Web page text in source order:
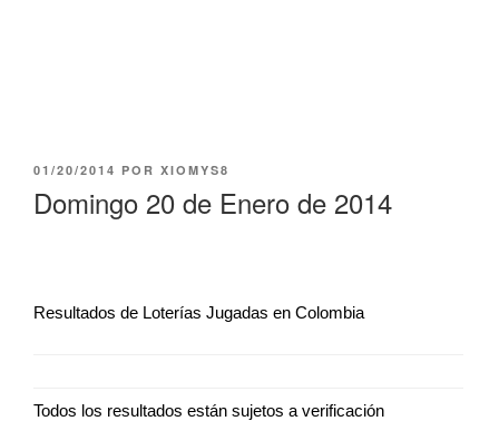
PUBLICADO
01/20/2014 POR XIOMYS8
Domingo 20 de Enero de 2014
Resultados de Loterías Jugadas en Colombia
Todos los resultados están sujetos a verificación